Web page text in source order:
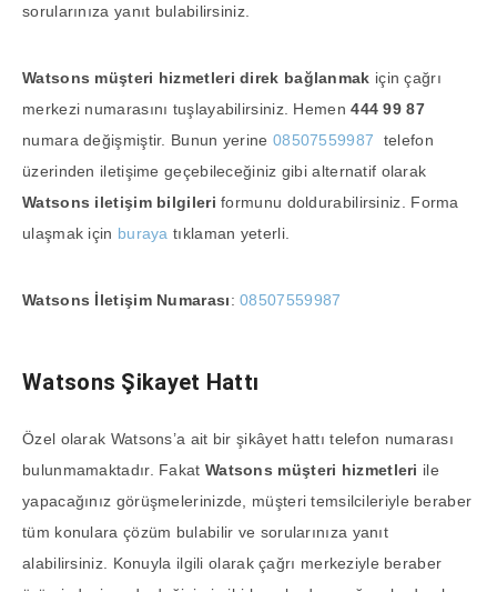
sorularınıza yanıt bulabilirsiniz.
Watsons müşteri hizmetleri direk bağlanmak için çağrı
merkezi numarasını tuşlayabilirsiniz. Hemen444 99 87
numara değişmiştir. Bunun yerine 08507559987 telefon
üzerinden iletişime geçebileceğiniz gibi alternatif olarak
Watsons iletişim bilgileri formunu doldurabilirsiniz. Forma
ulaşmak için buraya tıklaman yeterli.
Watsons İletişim Numarası:08507559987
Watsons Şikayet Hattı
Özel olarak Watsons’a ait bir şikâyet hattı telefon numarası
bulunmamaktadır. Fakat Watsons müşteri hizmetleri ile
yapacağınız görüşmelerinizde, müşteri temsilcileriyle beraber
tüm konulara çözüm bulabilir ve sorularınıza yanıt
alabilirsiniz. Konuyla ilgili olarak çağrı merkeziyle beraber